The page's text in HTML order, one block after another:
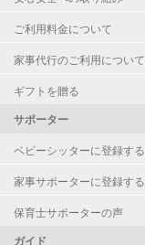
ご利用料金について
家事代行のご利用について
ギフトを贈る
サポーター
ベビーシッターに登録する
家事サポーターに登録する
保育士サポーターの声
ガイド